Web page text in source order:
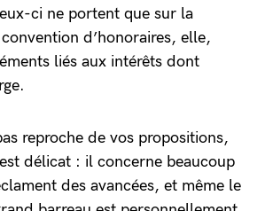
ci ne portent que sur la
d’honoraires, elle,
liés aux intérêts dont
reproche de vos propositions,
délicat : il concerne beaucoup
des avancées, et même le